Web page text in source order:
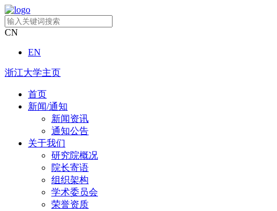
CN
EN
浙江大学主页
首页
新闻/通知
新闻资讯
通知公告
关于我们
研究院概况
院长寄语
组织架构
学术委员会
荣誉资质